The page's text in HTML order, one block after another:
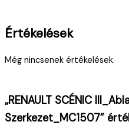
Értékelések
Még nincsenek értékelések.
„RENAULT SCÉNIC
Szerkezet_MC1507”